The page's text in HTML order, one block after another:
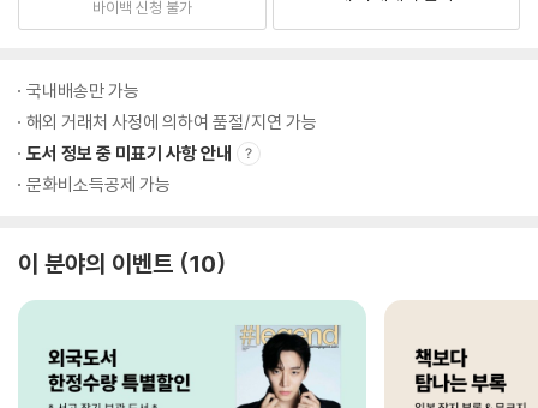
바이백 신청 불가
국내배송만 가능
해외 거래처 사정에 의하여 품절/지연 가능
도서 정보 중 미표기 사항 안내
문화비소득공제 가능
이 분야의 이벤트 10